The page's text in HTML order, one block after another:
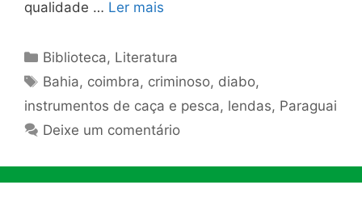
qualidade … Ler mais
Categorias
Biblioteca, Literatura
Tags
Bahia, coimbra, criminoso, diabo,
instrumentos de caça e pesca, lendas, Paraguai
Deixe um comentário